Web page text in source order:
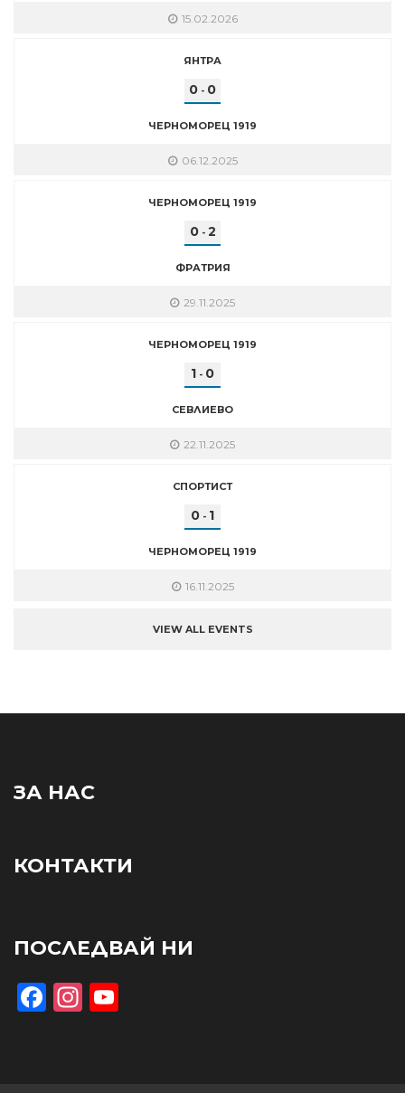
15.02.2026
ЯНТРА
0 - 0
ЧЕРНОМОРЕЦ 1919
06.12.2025
ЧЕРНОМОРЕЦ 1919
0- 2
ФРАТРИЯ
29.11.2025
ЧЕРНОМОРЕЦ 1919
1 - 0
СЕВЛИЕВО
22.11.2025
СПОРТИСТ
0 - 1
ЧЕРНОМОРЕЦ 1919
16.11.2025
VIEW ALL EVENTS
ЗА НАС
КОНТАКТИ
ПОСЛЕДВАЙ НИ
Facebook
Instagram